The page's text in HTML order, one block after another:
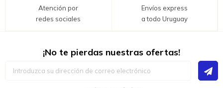
Atención por
redes sociales
Envíos express
a todo Uruguay
¡No te pierdas nuestras ofertas!